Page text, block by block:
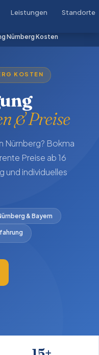
Leistungen Standorte
Nürnberg Kosten
KOSTEN
& Preise
Nürnberg? Bokma
Preise ab 16
individuelles
& Bayern